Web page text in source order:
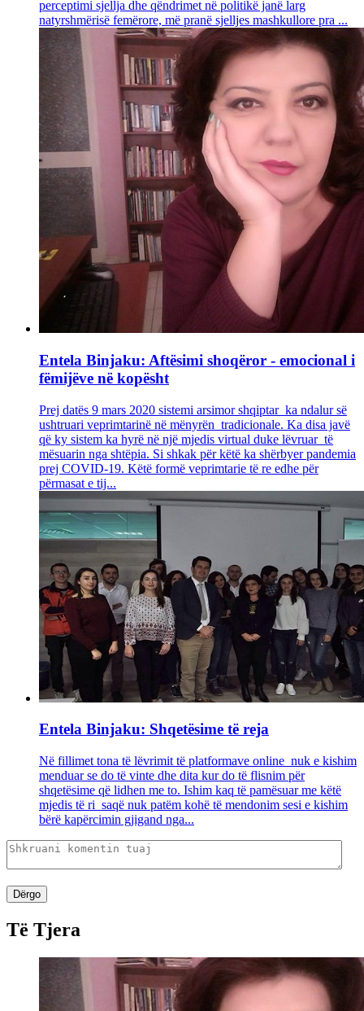
perceptimi sjellja dhe qëndrimet në politikë janë larg
natyrshmërisë femërore, më pranë sjelljes mashkullore pra ...
Entela Binjaku: Aftësimi shoqëror - emocional i
fëmijëve në kopësht
Prej datës 9 mars 2020 sistemi arsimor shqiptar ka ndalur së
ushtruari veprimtarinë në mënyrën tradicionale. Ka disa javë
që ky sistem ka hyrë në një mjedis virtual duke lëvruar të
mësuarin nga shtëpia. Si shkak për këtë ka shërbyer pandemia
prej COVID-19. Këtë formë veprimtarie të re edhe për
përmasat e tij...
Entela Binjaku: Shqetësime të reja
Në fillimet tona të lëvrimit të platformave online nuk e kishim
menduar se do të vinte dhe dita kur do të flisnim për
shqetësime që lidhen me to. Ishim kaq të pamësuar me këtë
mjedis të ri saqë nuk patëm kohë të mendonim sesi e kishim
bërë kapërcimin gjigand nga...
Dërgo
Të Tjera